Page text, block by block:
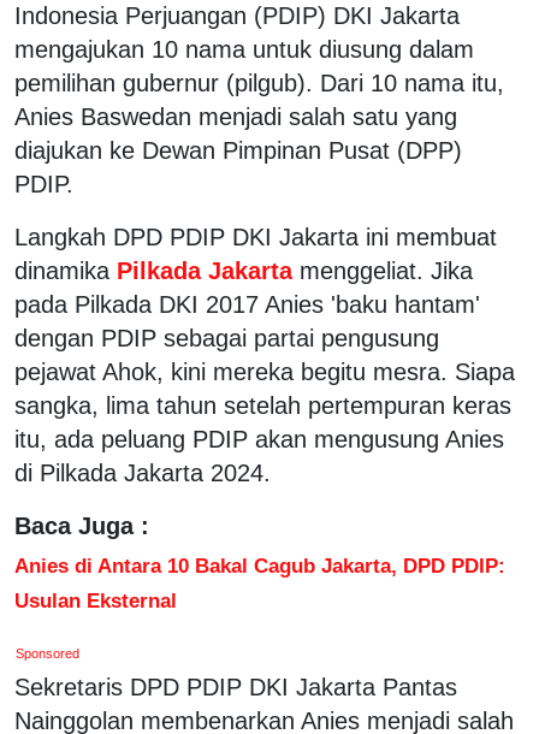
Indonesia Perjuangan (PDIP) DKI Jakarta
mengajukan 10 nama untuk diusung dalam
pemilihan gubernur (pilgub). Dari 10 nama itu,
Anies Baswedan menjadi salah satu yang
diajukan ke Dewan Pimpinan Pusat (DPP)
PDIP.
Langkah DPD PDIP DKI Jakarta ini membuat
dinamika Pilkada Jakarta menggeliat. Jika
pada Pilkada DKI 2017 Anies 'baku hantam'
dengan PDIP sebagai partai pengusung
pejawat Ahok, kini mereka begitu mesra. Siapa
sangka, lima tahun setelah pertempuran keras
itu, ada peluang PDIP akan mengusung Anies
di Pilkada Jakarta 2024.
Baca Juga :
Anies di Antara 10 Bakal Cagub Jakarta, DPD PDIP:
Usulan Eksternal
Sponsored
Sekretaris DPD PDIP DKI Jakarta Pantas
Nainggolan membenarkan Anies menjadi salah